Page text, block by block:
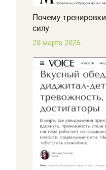
Почему
силу
20 марта 2026